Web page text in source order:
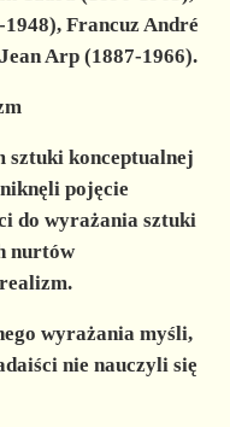
Francuz André
Arp (1887-1966).
sztuki konceptualnej
pojęcie
do wyrażania sztuki
nurtów
wyrażania myśli,
nie nauczyli się